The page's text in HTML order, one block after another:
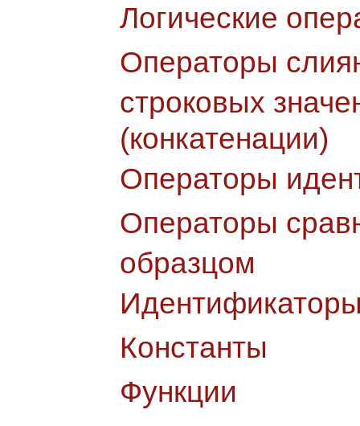
Логические
Операторы
строковых
(конкатенации)
Операторы
Операторы
образцом
Константы
Функции